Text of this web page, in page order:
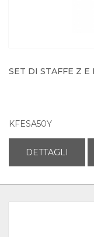
SET DI STAFFE Z
KFESA50Y
DETTAGLI